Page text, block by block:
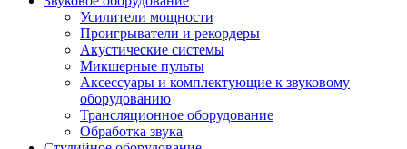
Усилители мощности
Проигрыватели и рекордеры
Акустические системы
Микшерные пульты
Аксессуары и комплектующие к звуковому
оборудованию
Трансляционное оборудование
Обработка звука